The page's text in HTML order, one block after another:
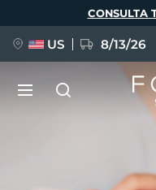
principal
CONSULTA
US 8/13/26
BREAKING NEWS